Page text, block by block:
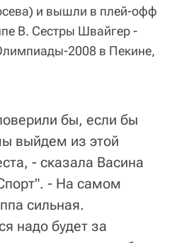
и вышли в плей-офф
В. Сестры Швайгер -
2008 в Пекине,
бы, если бы
выйдем из этой
- сказала Васина
- На самом
сильная.
надо будет за